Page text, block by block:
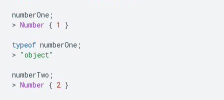
numberOne ;
> Number { 1 }
typeof numberOne ;
> "object"
numberTwo ;
> Number { 2 }